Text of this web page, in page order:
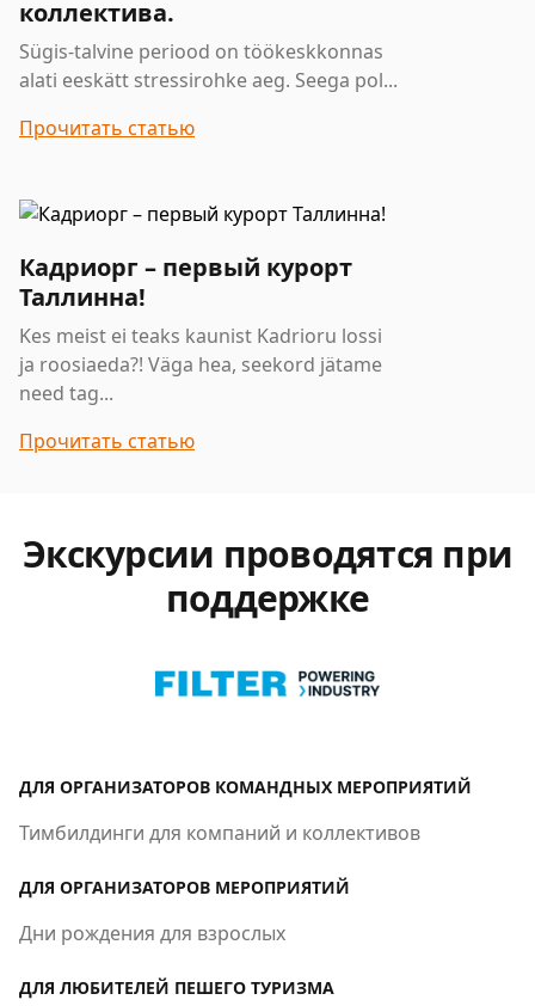
коллектива.
Sügis-talvine periood on töökeskkonnas
alati eeskätt stressirohke aeg. Seega pol...
Прочитать статью
Кадриорг – первый курорт
Таллинна!
Kes meist ei teaks kaunist Kadrioru lossi
ja roosiaeda?! Väga hea, seekord jätame
need tag...
Прочитать статью
Экскурсии проводятся при
поддержке
ДЛЯ ОРГАНИЗАТОРОВ КОМАНДНЫХ МЕРОПРИЯТИЙ
Тимбилдинги для компаний и коллективов
ДЛЯ ОРГАНИЗАТОРОВ МЕРОПРИЯТИЙ
Дни рождения для взрослых
ДЛЯ ЛЮБИТЕЛЕЙ ПЕШЕГО ТУРИЗМА